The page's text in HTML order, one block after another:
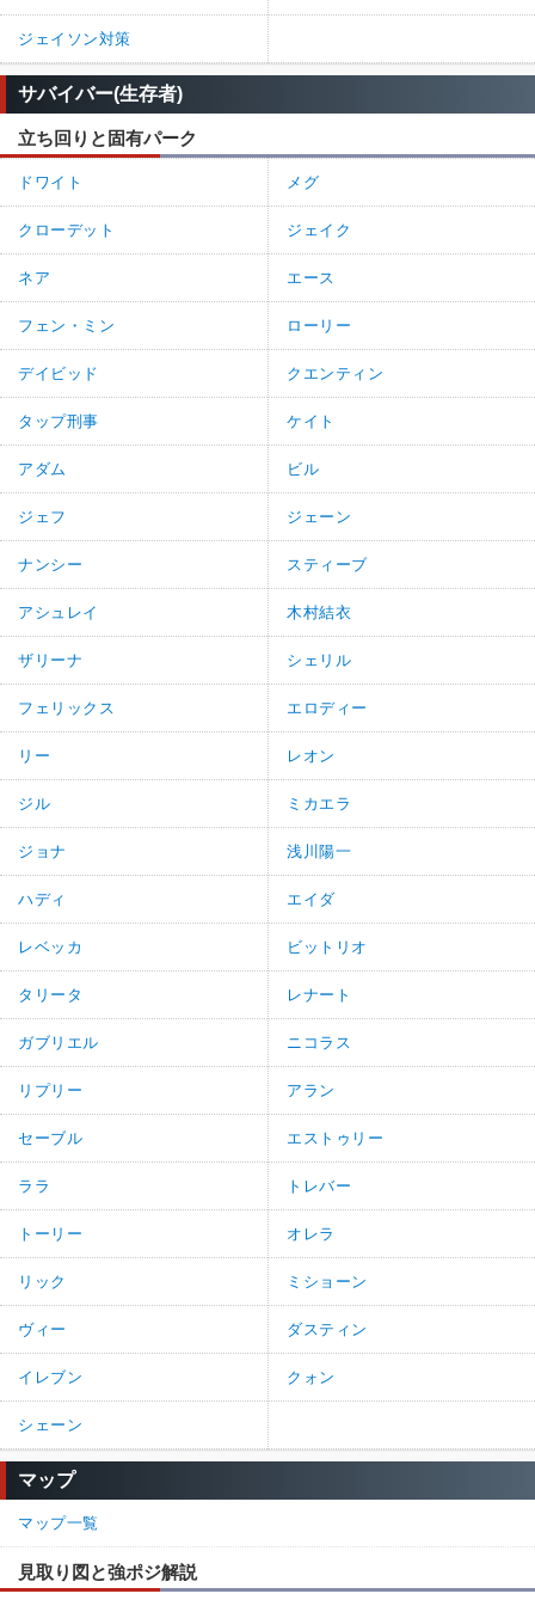
ジェイソン対策
サバイバー(生存者)
立ち回りと固有パーク
ドワイト メグ
クローデット ジェイク
ネア エース
フェン・ミン ローリー
デイビッド クエンティン
タップ刑事 ケイト
アダム ビル
ジェフ ジェーン
ナンシー スティーブ
アシュレイ 木村結衣
ザリーナ シェリル
フェリックス エロディー
リー レオン
ジル ミカエラ
ジョナ 浅川陽一
ハディ エイダ
レベッカ ビットリオ
タリータ レナート
ガブリエル ニコラス
リプリー アラン
セーブル エストゥリー
ララ トレバー
トーリー オレラ
リック ミショーン
ヴィー ダスティン
イレブン クォン
シェーン
マップ
マップ一覧
見取り図と強ポジ解説